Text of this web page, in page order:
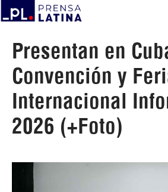
Presentan en
Convención y
Internacional
2026 (+Foto)